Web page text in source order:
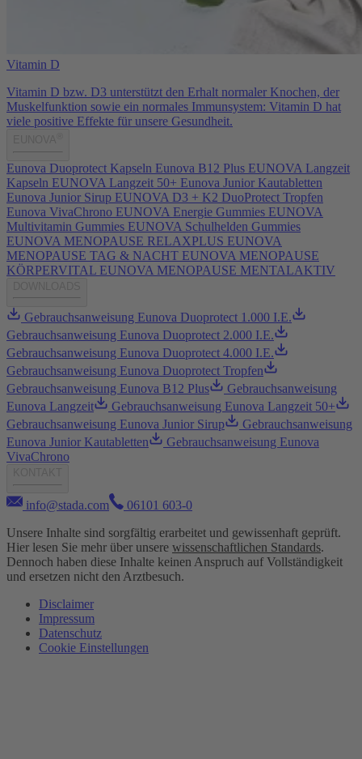
Vitamin D
Vitamin D bzw. D3 unterstützt den Erhalt normaler Knochen, der
Muskelfunktion sowie ein normales Immunsystem: Vitamin D hat
viele positive Effekte für unsere Gesundheit.
Eunova Duoprotect Kapseln Eunova B12 Plus EUNOVA Langzeit
Kapseln EUNOVA Langzeit 50+ Eunova Junior Kautabletten
Eunova Junior Sirup EUNOVA D3 + K2 DuoProtect Tropfen
Eunova VivaChrono EUNOVA Energie Gummies EUNOVA
Multivitamin Gummies EUNOVA Schulhelden Gummies
EUNOVA MENOPAUSE RELAXPLUS EUNOVA
MENOPAUSE TAG & NACHT EUNOVA MENOPAUSE
KÖRPERVITAL EUNOVA MENOPAUSE MENTALAKTIV
Gebrauchsanweisung Eunova Duoprotect 1.000 I.E.
Gebrauchsanweisung Eunova Duoprotect 2.000 I.E.
Gebrauchsanweisung Eunova Duoprotect 4.000 I.E.
Gebrauchsanweisung Eunova Duoprotect Tropfen
Gebrauchsanweisung Eunova B12 Plus
Gebrauchsanweisung
Eunova Langzeit
Gebrauchsanweisung Eunova Langzeit 50+
Gebrauchsanweisung Eunova Junior Sirup
Gebrauchsanweisung
Eunova Junior Kautabletten
Gebrauchsanweisung Eunova
VivaChrono
info@stada.com
06101 603-0
Unsere Inhalte sind sorgfältig erarbeitet und gewissenhaft geprüft.
Hier lesen Sie mehr über unsere wissenschaftlichen Standards.
Dennoch haben diese Inhalte keinen Anspruch auf Vollständigkeit
und ersetzen nicht den Arztbesuch.
Disclaimer
Impressum
Datenschutz
Cookie Einstellungen